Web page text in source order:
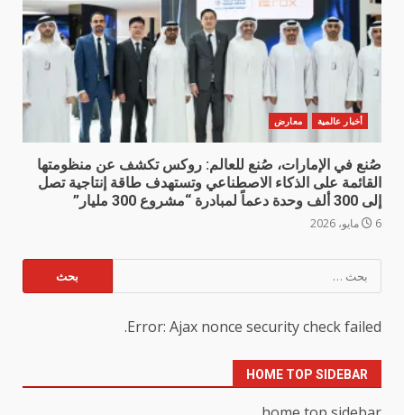
أخبار عالمية معارض
صُنع في الإمارات، صُنع للعالم: روكس تكشف عن منظومتها
القائمة على الذكاء الاصطناعي وتستهدف طاقة إنتاجية تصل
إلى 300 ألف وحدة دعماً لمبادرة “مشروع 300 مليار”
6 مايو، 2026
عن:
Error: Ajax nonce security check failed.
HOME TOP SIDEBAR